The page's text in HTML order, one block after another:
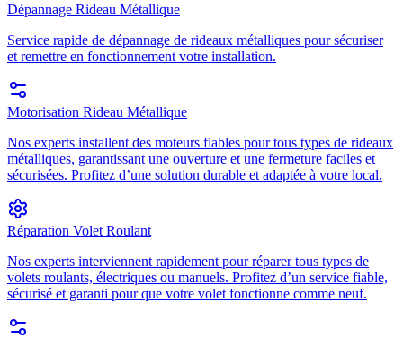
Dépannage Rideau Métallique
Service rapide de dépannage de rideaux métalliques pour sécuriser
et remettre en fonctionnement votre installation.
Motorisation Rideau Métallique
Nos experts installent des moteurs fiables pour tous types de rideaux
métalliques, garantissant une ouverture et une fermeture faciles et
sécurisées. Profitez d’une solution durable et adaptée à votre local.
Réparation Volet Roulant
Nos experts interviennent rapidement pour réparer tous types de
volets roulants, électriques ou manuels. Profitez d’un service fiable,
sécurisé et garanti pour que votre volet fonctionne comme neuf.